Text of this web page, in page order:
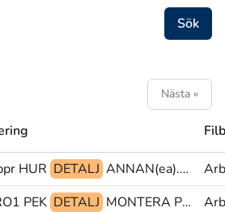
Nästa »
HUR DETALJ ANNAN(ea).FL PU@g VARA
PEK DETALJ MONTERA PRO1 PRO1